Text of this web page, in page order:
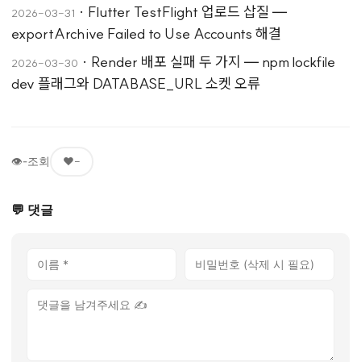
2026-03-31 · Flutter TestFlight 업로드 삽질 —
exportArchive Failed to Use Accounts 해결
2026-03-30 · Render 배포 실패 두 가지 — npm lockfile
dev 플래그와 DATABASE_URL 소켓 오류
👁-조회 ❤️-
💬 댓글